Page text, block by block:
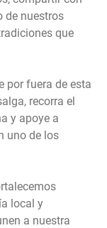
de nuestros
que
por fuera de esta
recorra el
y apoye a
uno de los
local y
a nuestra